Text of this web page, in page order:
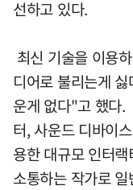
선하고 있다.
최신 기술을 이용
디어로 불리는게
운게 없다"고 했다.
터, 사운드 디바이
용한 대규모 인터
소통하는 작가로